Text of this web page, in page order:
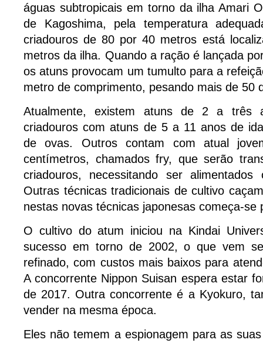
águas subtropicais em torno da ilha Amari
de Kagoshima, pela temperatura
criadouros de 80 por 40 metros está
metros da ilha. Quando a ração é lançada
os atuns provocam um tumulto para a
metro de comprimento, pesando mais de 50
Atualmente, existem atuns de 2 a três
criadouros com atuns de 5 a 11 anos de
de ovas. Outros contam com atual
centímetros, chamados fry, que serão
criadouros, necessitando ser
Outras técnicas tradicionais de cultivo
nestas novas técnicas japonesas começa-se
O cultivo do atum iniciou na Kindai
sucesso em torno de 2002, o que vem
refinado, com custos mais baixos para
A concorrente Nippon Suisan espera estar
de 2017. Outra concorrente é a Kyokuro,
vender na mesma época.
Eles não temem a espionagem para as